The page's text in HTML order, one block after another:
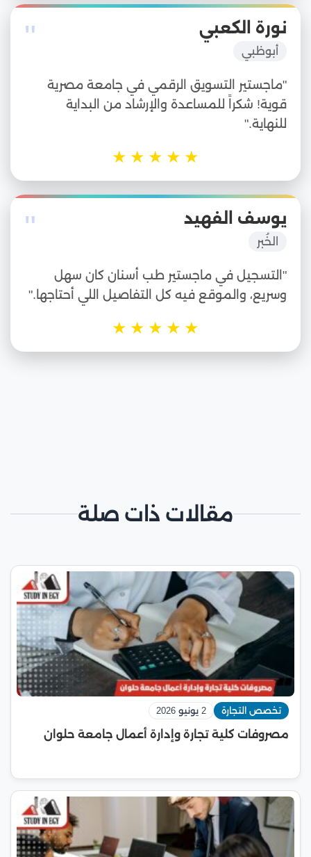
" نورة الكعبي
أبوظبي
"ماجستير التسويق الرقمي في جامعة مصرية
قوية! شكراً للمساعدة والإرشاد من البداية
للنهاية."
★
★
★
★
★
" يوسف الفهيد
الخُبر
"التسجيل في ماجستير طب أسنان كان سهل
وسريع، والموقع فيه كل التفاصيل اللي أحتاجها."
★
★
★
★
★
مقالات ذات صلة
تخصص التجارة 2 يونيو 2026
مصروفات كلية تجارة وإدارة أعمال جامعة حلوان